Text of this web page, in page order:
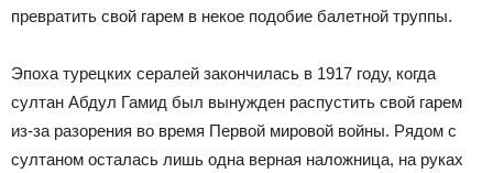
превратить свой гарем в некое подобие балетной труппы.
Эпоха турецких сералей закончилась в 1917 году, когда
султан Абдул Гамид был вынужден распустить свой гарем
из-за разорения во время Первой мировой войны. Рядом с
султаном осталась лишь одна верная наложница, на руках